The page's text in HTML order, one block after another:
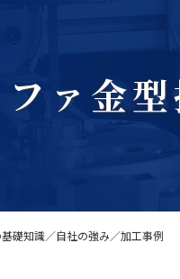
ファ金
礎知識／自社の強み／加工事例